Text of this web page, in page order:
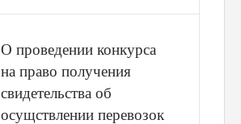
О проведении конкурса
на право получения
свидетельства об
осущствлении перевозок